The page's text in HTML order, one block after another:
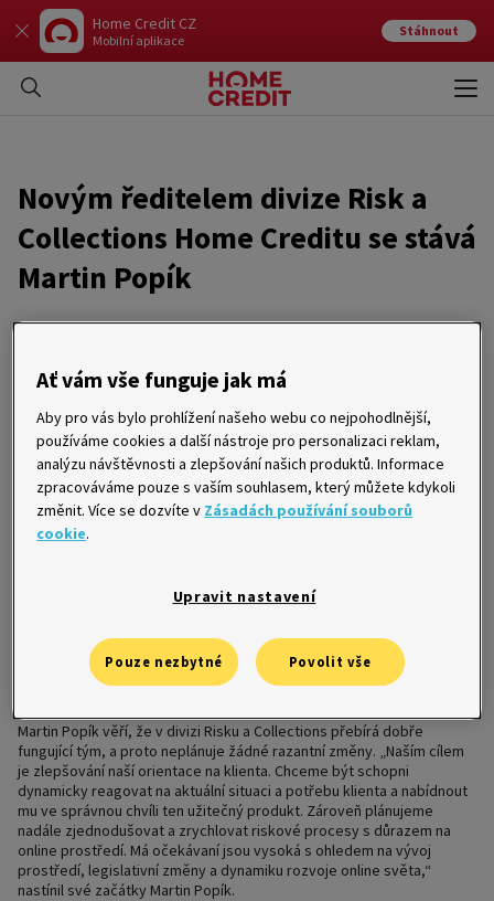
Home Credit CZ
Mobilní aplikace
Stáhnout
Novým ředitelem divize Risk a
Collections Home Creditu se stává
Martin Popík
Martin Popík má s řízením rizik bohaté zkušenosti ze
zahraničí. Ve své nové funkci se zaměří na
zjednodušování a zrychlování riskových procesů s
důrazem na online svět. Na postu ředitele střídá Michala
Rychnovského, který ve skupině Home Credit ukončil své
působení po osmi letech.
Martin Popík přináší do Home Creditu zkušenosti z vícero
zahraničních projektů. Pracovní zkušenosti sbíral například ve
jako manažer projektů zaměřených na řízení úvěrových rizik,
sektoru zaměřeného na koncové klienty v jihovýchodní Asii, Evropě či
Rusku. Poslední čtyři roky strávil v rámci skupiny Home Credit
především na Filipínách, kde tři roky zodpovídal za riskové řízení
Martin Popík věří, že v divizi Risku a Collections přebírá dobře
fungující tým, a proto neplánuje žádné razantní změny. „Naším cílem
je zlepšování naší orientace na klienta. Chceme být schopni
dynamicky reagovat na aktuální situaci a potřebu klienta a nabídnout
mu ve správnou chvíli ten užitečný produkt. Zároveň plánujeme
nadále zjednodušovat a zrychlovat riskové procesy s důrazem na
online prostředí. Má očekávaní jsou vysoká s ohledem na vývoj
prostředí, legislativní změny a dynamiku rozvoje online světa,“
nastínil své začátky Martin Popík.
Ať vám vše funguje jak má
Aby pro vás bylo prohlížení našeho webu co nejpohodlnější,
používáme cookies a další nástroje pro personalizaci reklam,
analýzu návštěvnosti a zlepšování našich produktů. Informace
zpracováváme pouze s vaším souhlasem, který můžete kdykoli
změnit. Více se dozvíte v Zásadách používání souborů
cookie.
Upravit nastavení
Pouze nezbytné Povolit vše